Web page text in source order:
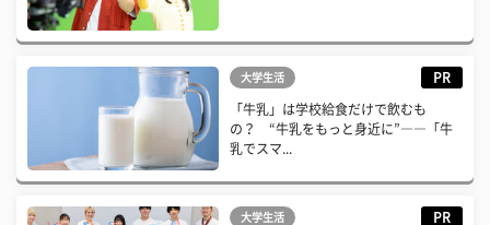
大学生活 PR
「牛乳」は学校給食だけで飲むも
の？ “牛乳をもっと身近に”――「牛
乳でスマ...
大学生活 PR